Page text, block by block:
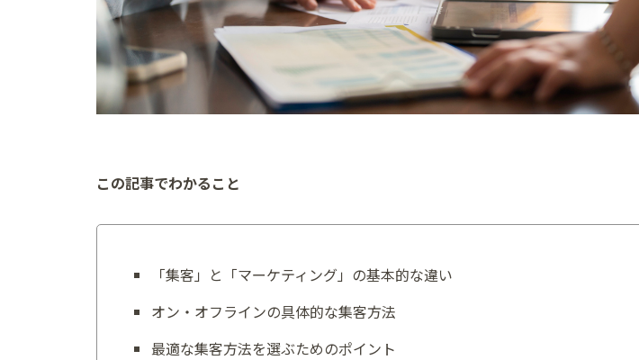
この記事でわかること
「集客」と「マーケティング」の基本的な違い
オン・オフラインの具体的な集客方法
最適な集客方法を選ぶためのポイント